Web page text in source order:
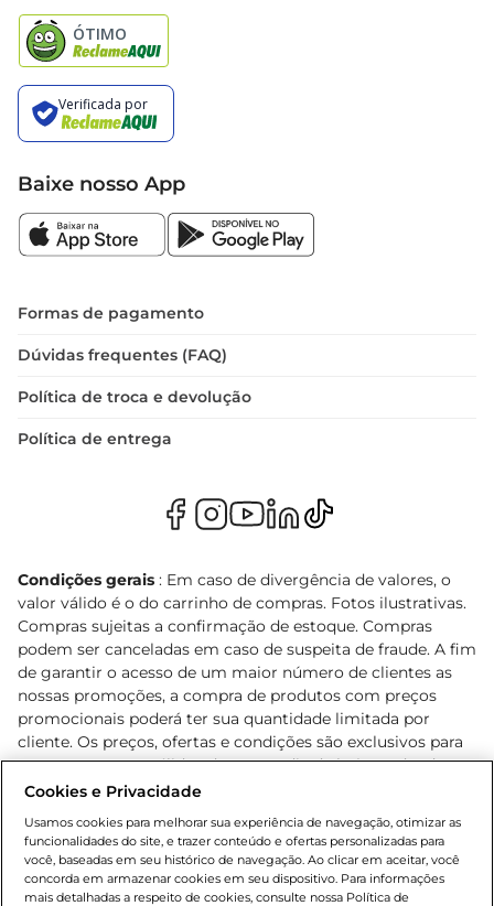
Baixe nosso App
Formas de pagamento
Dúvidas frequentes (FAQ)
Política de troca e devolução
Política de entrega
Condições gerais : Em caso de divergência de valores, o
valor válido é o do carrinho de compras. Fotos ilustrativas.
Compras sujeitas a confirmação de estoque. Compras
podem ser canceladas em caso de suspeita de fraude. A fim
de garantir o acesso de um maior número de clientes as
nossas promoções, a compra de produtos com preços
promocionais poderá ter sua quantidade limitada por
cliente. Os preços, ofertas e condições são exclusivos para
o e-commerce e válidos durante o dia de hoje, podendo
sofrer alterações sem prévia notificação. Proibida a venda
Lei n.º 8069/90, art. 81, inciso II (Estatuto da Criança e do
Adolescente). Preços e condições exclusivos para o
www.bretas.com.br, podendo sofrer alterações sem aviso
Cookies e Privacidade
Usamos cookies para melhorar sua experiência de navegação, otimizar as
funcionalidades do site, e trazer conteúdo e ofertas personalizadas para
você, baseadas em seu histórico de navegação. Ao clicar em aceitar, você
concorda em armazenar cookies em seu dispositivo. Para informações
mais detalhadas a respeito de cookies, consulte nossa Política de